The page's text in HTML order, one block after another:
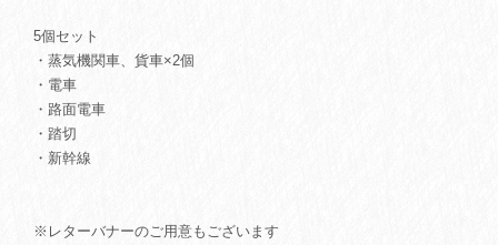
5個セット
・蒸気機関車、貨車×2個
・電車
・路面電車
・踏切
・新幹線
※レターバナーのご用意もございます